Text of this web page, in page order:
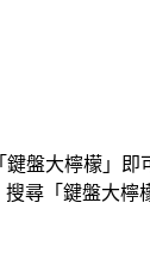
鍵盤大檸檬」即
尋「鍵盤大檸